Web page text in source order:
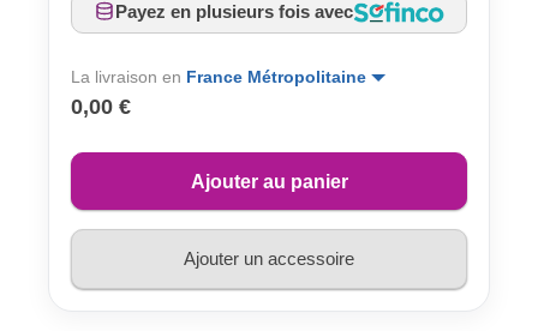
Payez en plusieurs fois avec
La livraison en France Métropolitaine
0,00 €
Ajouter au panier
Ajouter un accessoire